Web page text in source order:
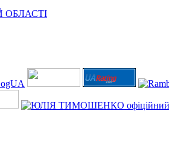
ОБЛАСТІ